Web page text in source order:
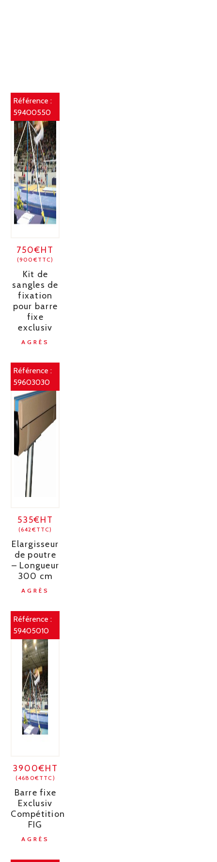
Référence :
59400550
750€HT
(900€TTC)
Kit de
sangles de
fixation
pour barre
fixe
exclusiv
AGRÈS
Référence :
59603030
535€HT
(642€TTC)
Elargisseur
de poutre
– Longueur
300 cm
AGRÈS
Référence :
59405010
3900€HT
(4680€TTC)
Barre fixe
Exclusiv
Compétition
FIG
AGRÈS